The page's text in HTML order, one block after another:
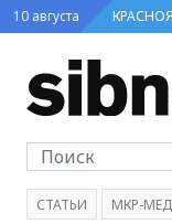
10 августа
СТАТЬИ МКР-